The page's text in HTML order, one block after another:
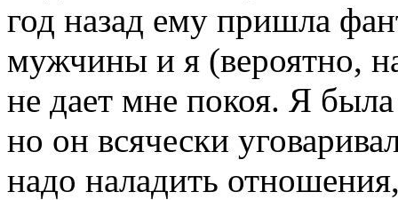
год назад ему пришла
мужчины и я (вероятно,
не дает мне покоя. Я
но он всячески
надо наладить